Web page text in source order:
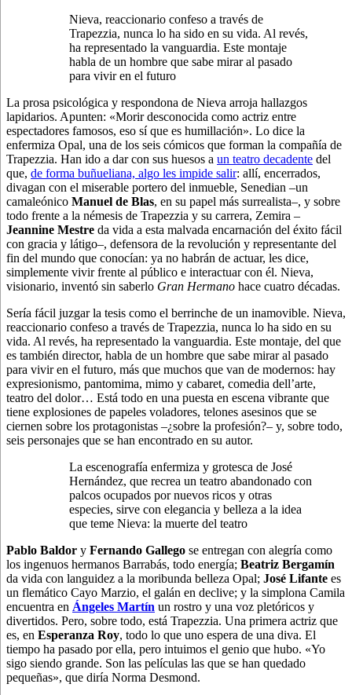
Nieva, reaccionario confeso a través de
Trapezzia, nunca lo ha sido en su vida. Al revés,
ha representado la vanguardia. Este montaje
habla de un hombre que sabe mirar al pasado
para vivir en el futuro
La prosa psicológica y respondona de Nieva arroja hallazgos
lapidarios. Apunten: «Morir desconocida como actriz entre
espectadores famosos, eso sí que es humillación». Lo dice la
enfermiza Opal, una de los seis cómicos que forman la compañía de
Trapezzia. Han ido a dar con sus huesos a un teatro decadente del
que, de forma buñueliana, algo les impide salir: allí, encerrados,
divagan con el miserable portero del inmueble, Senedian –un
camaleónico Manuel de Blas, en su papel más surrealista–, y sobre
todo frente a la némesis de Trapezzia y su carrera, Zemira –
Jeannine Mestre da vida a esta malvada encarnación del éxito fácil
con gracia y látigo–, defensora de la revolución y representante del
fin del mundo que conocían: ya no habrán de actuar, les dice,
simplemente vivir frente al público e interactuar con él. Nieva,
visionario, inventó sin saberlo Gran Hermano hace cuatro décadas.
Sería fácil juzgar la tesis como el berrinche de un inamovible. Nieva,
reaccionario confeso a través de Trapezzia, nunca lo ha sido en su
vida. Al revés, ha representado la vanguardia. Este montaje, del que
es también director, habla de un hombre que sabe mirar al pasado
para vivir en el futuro, más que muchos que van de modernos: hay
expresionismo, pantomima, mimo y cabaret, comedia dell’arte,
teatro del dolor… Está todo en una puesta en escena vibrante que
tiene explosiones de papeles voladores, telones asesinos que se
ciernen sobre los protagonistas –¿sobre la profesión?– y, sobre todo,
seis personajes que se han encontrado en su autor.
La escenografía enfermiza y grotesca de José
Hernández, que recrea un teatro abandonado con
palcos ocupados por nuevos ricos y otras
especies, sirve con elegancia y belleza a la idea
que teme Nieva: la muerte del teatro
Pablo Baldor y Fernando Gallego se entregan con alegría como
los ingenuos hermanos Barrabás, todo energía; Beatriz Bergamín
da vida con languidez a la moribunda belleza Opal; José Lifante es
un flemático Cayo Marzio, el galán en declive; y la simplona Camila
encuentra en Ángeles Martín un rostro y una voz pletóricos y
divertidos. Pero, sobre todo, está Trapezzia. Una primera actriz que
es, en Esperanza Roy, todo lo que uno espera de una diva. El
tiempo ha pasado por ella, pero intuimos el genio que hubo. «Yo
sigo siendo grande. Son las películas las que se han quedado
pequeñas», que diría Norma Desmond.